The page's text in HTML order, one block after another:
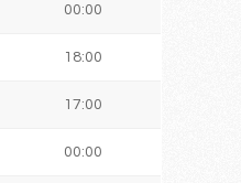
00:00
18:00
17:00
00:00